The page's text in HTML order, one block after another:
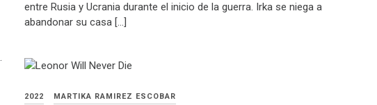
entre Rusia y Ucrania durante el inicio de la guerra. Irka se niega a
abandonar su casa […]
2022 MARTIKA RAMIREZ ESCOBAR